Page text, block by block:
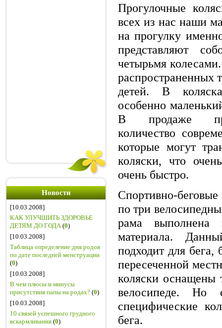
Новости
[10.03.2008]
КАК УЛУЧШИТЬ ЗДОРОВЬЕ
ДЕТЯМ ДО ГОДА (0)
[10.03.2008]
Таблица определение дня родов
по дате последней менструации
(0)
[10.03.2008]
В чем плюсы и минусы
присутствия папы на родах? (0)
[10.03.2008]
10 связей успешного грудного
вскармливания (0)
Прогулочные
всех из нас наши
на прогулку
представляют
четырьмя
распространенных
детей. В
особенно
В продаже
количество
которые могут
коляски, что
очень быстро.
Спортивно-
по три
рама выполнена
материала.
подходит для бега,
пересеченной
коляски оснащены
велосипеде. Но
специфические
бега.